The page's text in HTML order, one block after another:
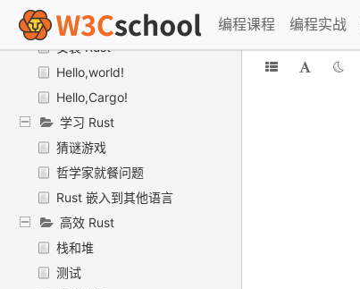
编程课程 编程实战
新手入门
安装 Rust
Hello,world!
Hello,Cargo!
学习 Rust
猜谜游戏
哲学家就餐问题
Rust 嵌入到其他语言
高效 Rust
栈和堆
测试